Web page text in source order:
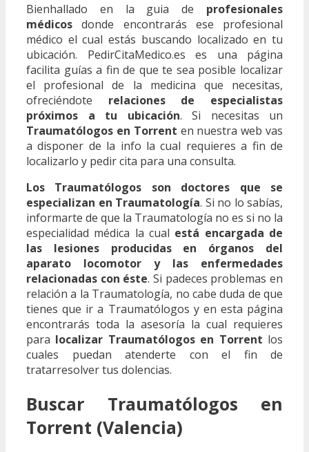
Bienhallado en la guia de profesionales
médicos donde encontrarás ese profesional
médico el cual estás buscando localizado en tu
ubicación. PedirCitaMedico.es es una página
facilita guías a fin de que te sea posible localizar
el profesional de la medicina que necesitas,
ofreciéndote relaciones de especialistas
próximos a tu ubicación. Si necesitas un
Traumatólogos en Torrent en nuestra web vas
a disponer de la info la cual requieres a fin de
localizarlo y pedir cita para una consulta.
Los Traumatólogos son doctores que se
especializan en Traumatología. Si no lo sabías,
informarte de que la Traumatología no es si no la
especialidad médica la cual está encargada de
las lesiones producidas en órganos del
aparato locomotor y las enfermedades
relacionadas con éste. Si padeces problemas en
relación a la Traumatología, no cabe duda de que
tienes que ir a Traumatólogos y en esta página
encontrarás toda la asesoría la cual requieres
para localizar Traumatólogos en Torrent los
cuales puedan atenderte con el fin de
tratarresolver tus dolencias.
Buscar Traumatólogos en
Torrent (Valencia)